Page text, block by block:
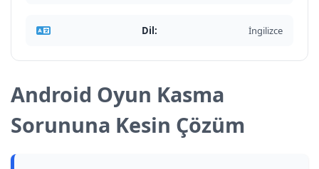
Dil: İngilizce
Android Oyun Kasma
Sorununa Kesin Çözüm